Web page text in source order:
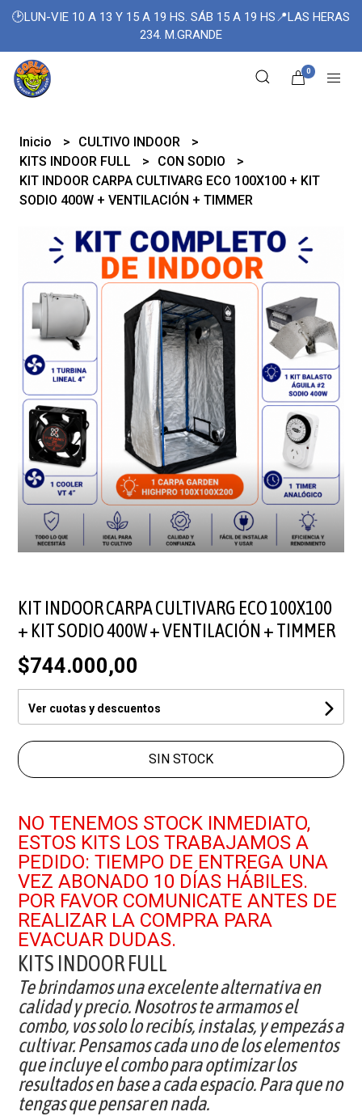
🕑LUN-VIE 10 A 13 Y 15 A 19 HS. SÁB 15 A 19 HS📍LAS HERAS
234. M.GRANDE
0
Inicio
CULTIVO INDOOR
KITS INDOOR FULL
CON SODIO
KIT INDOOR CARPA CULTIVARG ECO 100X100 + KIT
SODIO 400W + VENTILACIÓN + TIMMER
KIT INDOOR CARPA CULTIVARG ECO 100X100
+ KIT SODIO 400W + VENTILACIÓN + TIMMER
$744.000,00
Ver cuotas y descuentos
SIN STOCK
NO TENEMOS STOCK INMEDIATO,
ESTOS KITS LOS TRABAJAMOS A
PEDIDO: TIEMPO DE ENTREGA UNA
VEZ ABONADO 10 DÍAS HÁBILES.
POR FAVOR COMUNICATE ANTES DE
REALIZAR LA COMPRA PARA
EVACUAR DUDAS.
KITS INDOOR FULL
Te brindamos una excelente alternativa en
calidad y precio. Nosotros te armamos el
combo, vos solo lo recibís, instalas, y empezás a
cultivar. Pensamos cada uno de los elementos
que incluye el combo para optimizar los
resultados en base a cada espacio. Para que no
tengas que pensar en nada.